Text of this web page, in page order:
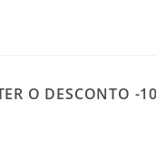
O DESCONTO -